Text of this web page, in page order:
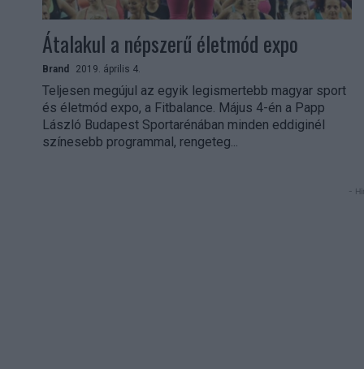
Átalakul a népszerű életmód expo
Brand 2019. április 4.
Teljesen megújul az egyik legismertebb magyar sport
és életmód expo, a Fitbalance. Május 4-én a Papp
László Budapest Sportarénában minden eddiginél
színesebb programmal, rengeteg...
-